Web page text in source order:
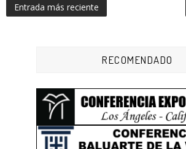
Entrada más reciente
RECOMENDADO